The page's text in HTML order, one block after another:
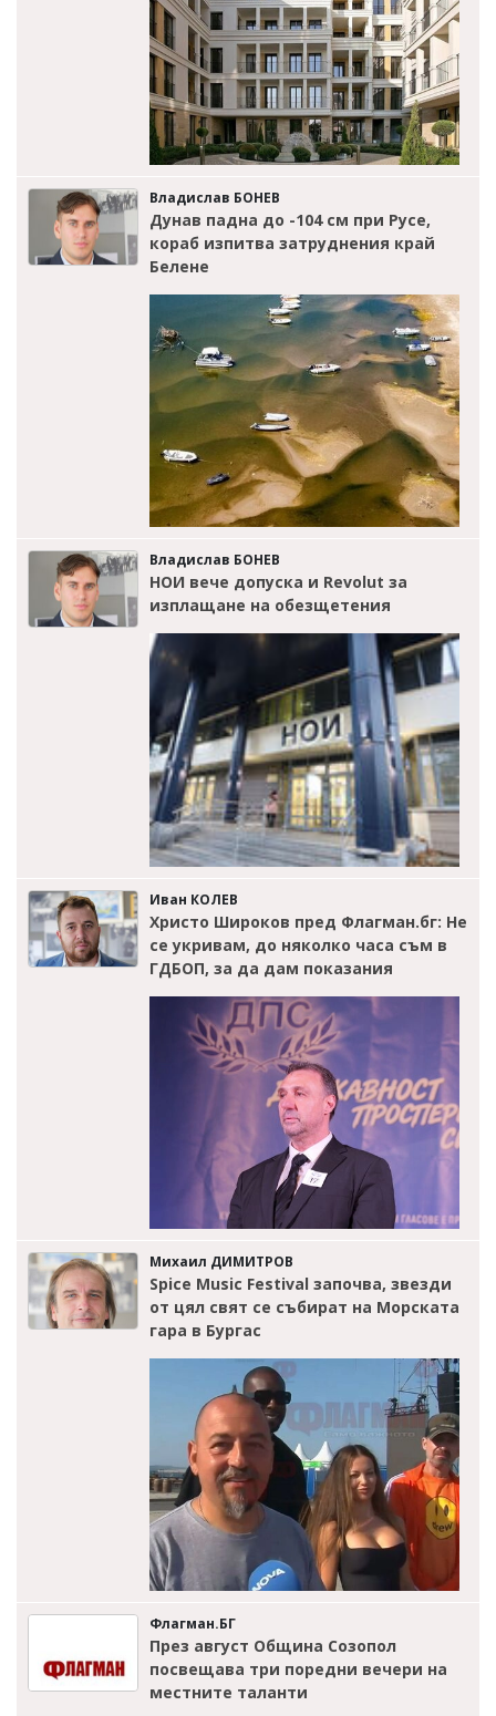
Владислав БОНЕВ
Дунав падна до -104 см при Русе,
кораб изпитва затруднения край
Белене
Владислав БОНЕВ
НОИ вече допуска и Revolut за
изплащане на обезщетения
Иван КОЛЕВ
Христо Широков пред Флагман.бг: Не
се укривам, до няколко часа съм в
ГДБОП, за да дам показания
Михаил ДИМИТРОВ
Spice Music Festival започва, звезди
от цял свят се събират на Морската
гара в Бургас
Флагман.БГ
През август Община Созопол
посвещава три поредни вечери на
местните таланти